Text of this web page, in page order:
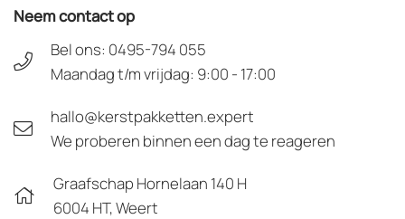
Neem contact op
Bel ons: 0495-794 055
Maandag t/m vrijdag: 9:00 - 17:00
hallo@kerstpakketten.expert
We proberen binnen een dag te reageren
Graafschap Hornelaan 140 H
6004 HT, Weert